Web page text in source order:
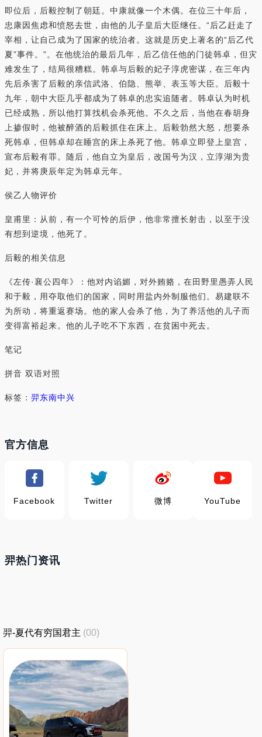
即位后，后毅控制了朝廷。中康就像一个木偶。在位三十年后，
忠康因焦虑和愤怒去世，由他的儿子皇后大臣继任。“后乙赶走了
宰相，让自己成为了国家的统治者。这就是历史上著名的“后乙代
夏”事件。”。在他统治的最后几年，后乙信任他的门徒韩卓，但灾
难发生了，结局很糟糕。韩卓与后毅的妃子淳虎密谋，在三年内
先后杀害了后毅的亲信武洛、伯隐、熊举、表玉等大臣。后毅十
九年，朝中大臣几乎都成为了韩卓的忠实追随者。韩卓认为时机
已经成熟，所以他打算找机会杀死他。不久之后，当他在春胡身
上掺假时，他被醉酒的后毅抓住在床上。后毅勃然大怒，想要杀
死韩卓，但韩卓却在睡宫的床上杀死了他。韩卓立即登上皇宫，
宣布后毅有罪。随后，他自立为皇后，改国号为汉，立淳湖为贵
妃，并将庚辰年定为韩卓元年。
侯乙人物评价
皇甫里：从前，有一个可怜的后伊，他非常擅长射击，以至于没
有想到逆境，他死了。
后毅的相关信息
《左传·襄公四年》：他对内谄媚，对外贿赂，在田野里愚弄人民
和于毅，用夺取他们的国家，同时用盐内外制服他们。易建联不
为所动，将重返赛场。他的家人会杀了他，为了养活他的儿子而
变得富裕起来。他的儿子吃不下东西，在贫困中死去。
笔记
拼音 双语对照
标签： 羿东南中兴
官方信息
Facebook Twitter 微博 YouTube
羿热门资讯
羿-夏代有穷国君主 (00)